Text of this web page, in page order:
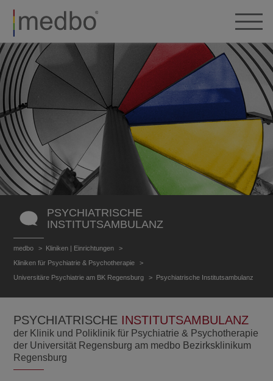
PSYCHIATRISCHE
INSTITUTSAMBULANZ
medbo
Kliniken | Einrichtungen
Kliniken für Psychiatrie & Psychotherapie
Universitäre Psychiatrie am BK Regensburg
Psychiatrische Institutsambulanz
PSYCHIATRISCHE INSTITUTSAMBULANZ
der Klinik und Poliklinik für Psychiatrie & Psychotherapie
der Universität Regensburg am medbo Bezirksklinikum
Regensburg